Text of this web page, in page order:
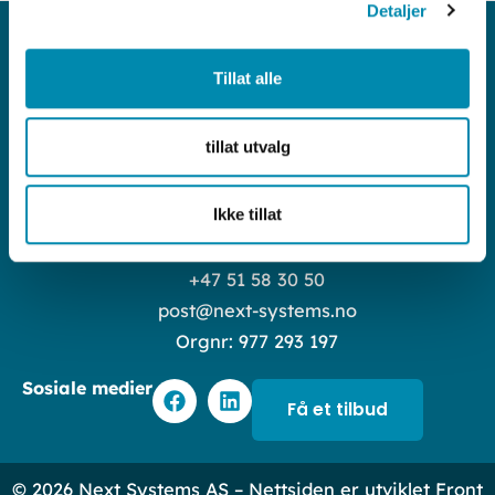
Detaljer
Tillat alle
tillat utvalg
Ikke tillat
Luramyrveien 65 4313 Sandnes
+47 51 58 30 50
post@next-systems.no
Orgnr: 977 293 197
Sosiale medier
F
a
L
i
Få et tilbud
© 2026 Next Systems AS – Nettsiden er utviklet Front